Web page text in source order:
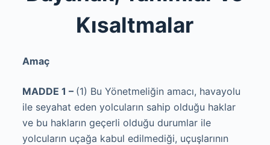
Kısaltmalar
Amaç
MADDE 1 – (1) Bu Yönetmeliğin amacı, havayolu
ile seyahat eden yolcuların sahip olduğu haklar
ve bu hakların geçerli olduğu durumlar ile
yolcuların uçağa kabul edilmediği, uçuşlarının